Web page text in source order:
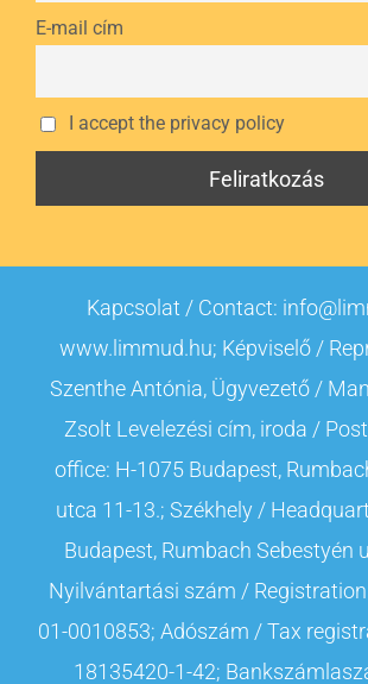
E-mail cím
I accept the privacy policy
Kapcsolat / Contact:
www.limmud.hu; Képviselő /
Szenthe Antónia, Ügyvezető /
Zsolt Levelezési cím, iroda /
office: H-1075 Budapest,
utca 11-13.; Székhely /
Budapest, Rumbach Sebestyén
Nyilvántartási szám /
01-0010853; Adószám / Tax
18135420-1-42;